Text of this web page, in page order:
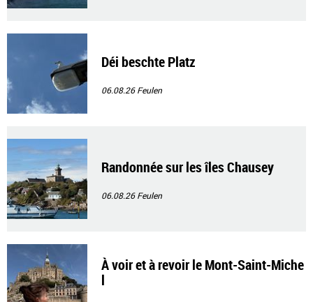
Déi beschte Platz
06.08.26Feulen
Randonnée sur les îles Chausey
06.08.26Feulen
À voir et à revoir le Mont-Saint-Miche
l